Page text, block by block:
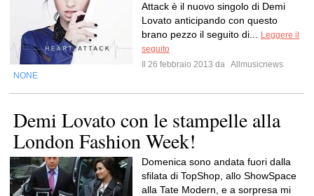
Attack è il nuovo singolo di Demi
Lovato anticipando con questo
brano pezzo il seguito di...
Leggere il
seguito
Il 26 febbraio 2013 da Allmusicnews
NONE
Demi Lovato con le stampelle alla
London Fashion Week!
Domenica sono andata fuori dalla
sfilata di TopShop, allo ShowSpace
alla Tate Modern, e a sorpresa mi